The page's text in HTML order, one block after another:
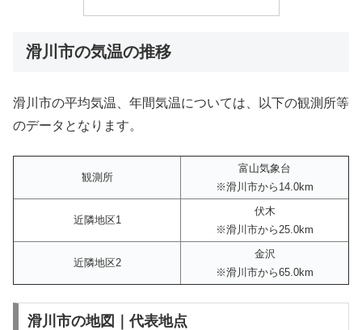
滑川市の気温の推移
滑川市の平均気温、年間気温については、以下の観測所等
のデータとなります。
観測所
富山気象台
※滑川市から14.0km
近隣地区1
伏木
※滑川市から25.0km
近隣地区2
金沢
※滑川市から65.0km
滑川市の地図｜代表地点